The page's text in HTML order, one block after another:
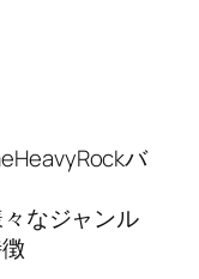
バ
なジャンル